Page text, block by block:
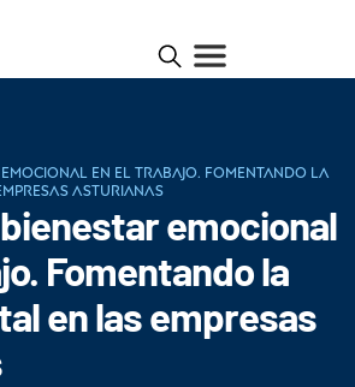
en el trabajo. Fomentando la
asturianas
emocional
Fomentando la
en las empresas